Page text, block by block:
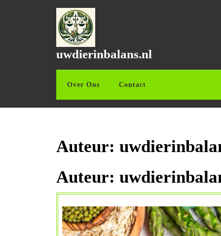
uwdierinbalans.nl
Over Ons Contact
Auteur:
Auteur: